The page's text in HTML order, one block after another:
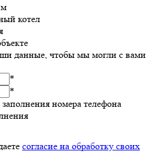
м
котел
данные, чтобы мы могли с вами
*
*
номера телефона
согласие на обработку своих